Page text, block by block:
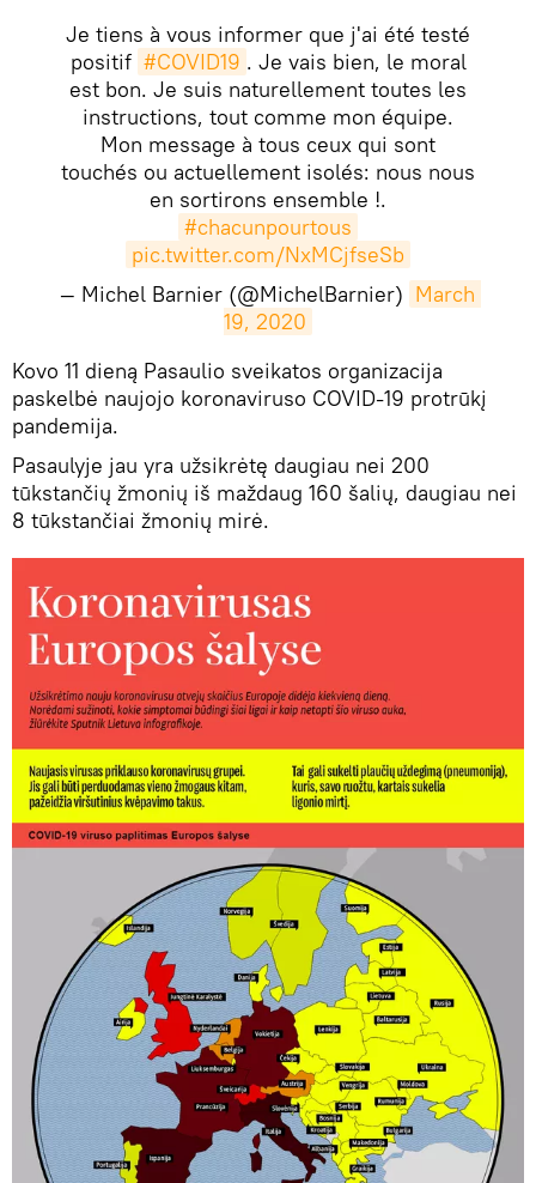
Je tiens à vous informer que j'ai été testé
positif #COVID19 . Je vais bien, le moral
est bon. Je suis naturellement toutes les
instructions, tout comme mon équipe.
Mon message à tous ceux qui sont
touchés ou actuellement isolés: nous nous
en sortirons ensemble !.
#chacunpourtous
pic.twitter.com/NxMCjfseSb
— Michel Barnier (@MichelBarnier) March
19, 2020
​Kovo 11 dieną Pasaulio sveikatos organizacija
paskelbė naujojo koronaviruso COVID-19 protrūkį
pandemija.
Pasaulyje jau yra užsikrėtę daugiau nei 200
tūkstančių žmonių iš maždaug 160 šalių, daugiau nei
8 tūkstančiai žmonių mirė.